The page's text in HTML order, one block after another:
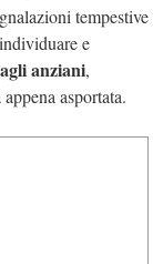
tempestive
e
anziani,
asportata.